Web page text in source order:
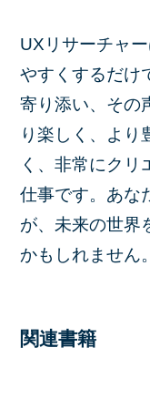
UXリサーチャ
やすくするだけ
寄り添い、その
り楽しく、より
く、非常にクリ
仕事です。あな
が、未来の世界
かもしれません。
関連書籍